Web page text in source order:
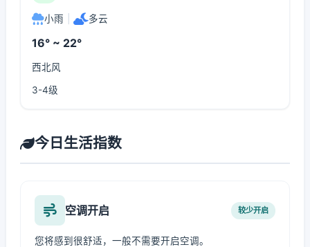
小雨 多云
16° ~ 22°
西北风
3-4级
今日生活指数
空调开启 较少开启
您将感到很舒适，一般不需要开启空调。